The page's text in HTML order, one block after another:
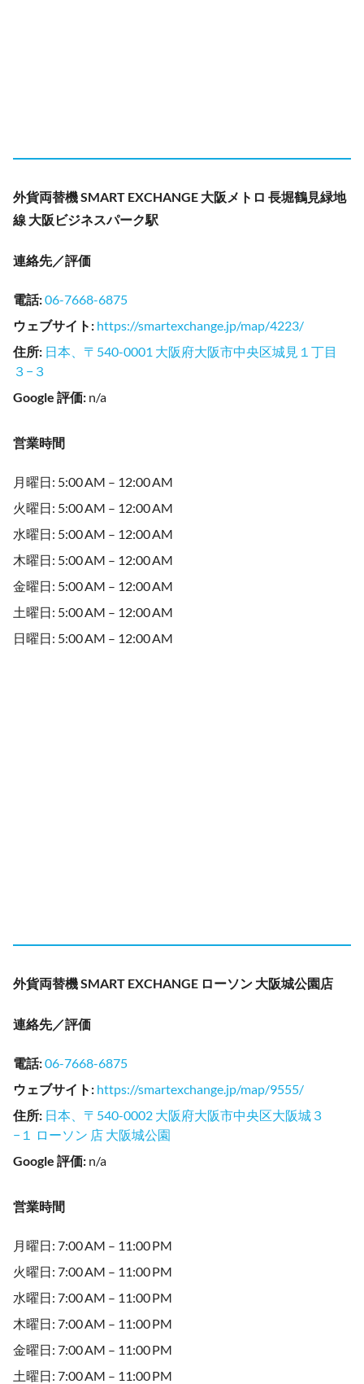
外貨両替機 SMART EXCHANGE 大阪メトロ 長堀鶴見緑地
線 大阪ビジネスパーク駅
連絡先／評価
電話:06-7668-6875
ウェブサイト : https://smartexchange.jp/map/4223/
住所: 日本、〒540-0001 大阪府大阪市中央区城見１丁目
３−３
Google 評価: n/a
営業時間
月曜日: 5:00 AM – 12:00 AM
火曜日: 5:00 AM – 12:00 AM
水曜日: 5:00 AM – 12:00 AM
木曜日: 5:00 AM – 12:00 AM
金曜日: 5:00 AM – 12:00 AM
土曜日: 5:00 AM – 12:00 AM
日曜日: 5:00 AM – 12:00 AM
外貨両替機 SMART EXCHANGE ローソン 大阪城公園店
連絡先／評価
電話:06-7668-6875
ウェブサイト : https://smartexchange.jp/map/9555/
住所: 日本、〒540-0002 大阪府大阪市中央区大阪城３
−１ ローソン 店 大阪城公園
Google 評価: n/a
営業時間
月曜日: 7:00 AM – 11:00 PM
火曜日: 7:00 AM – 11:00 PM
水曜日: 7:00 AM – 11:00 PM
木曜日: 7:00 AM – 11:00 PM
金曜日: 7:00 AM – 11:00 PM
土曜日: 7:00 AM – 11:00 PM